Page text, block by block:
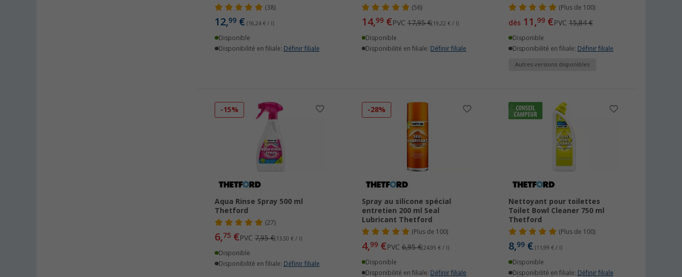
(38)
12,99 € (16,24 € / l)
Disponible
Disponibilité en filiale: Définir filiale
(56)
14,99€PVC17,95 €(19,22 € / l)
Disponible
Disponibilité en filiale: Définir filiale
( Plus de 100)
dès 11,99 €PVC15,84 €
Disponible
Disponibilité en filiale: Définir filiale
Autres versions disponibles
-15%
Aqua Rinse Spray 500 ml
Thetford
(27)
6,75 €PVC7,95 €(13,50 € / l)
Disponible
Disponibilité en filiale: Définir filiale
-28%
Spray au silicone spécial
entretien 200 ml Seal
Lubricant Thetford
( Plus de 100)
4,99€PVC6,95 €(24,95 € / l)
Disponible
Disponibilité en filiale: Définir filiale
Nettoyant pour toilettes
Toilet Bowl Cleaner 750 ml
Thetford
( Plus de 100)
8,99 € (11,99 € / l)
Disponible
Disponibilité en filiale: Définir filiale